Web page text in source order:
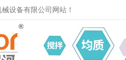
设备有限公司网站！